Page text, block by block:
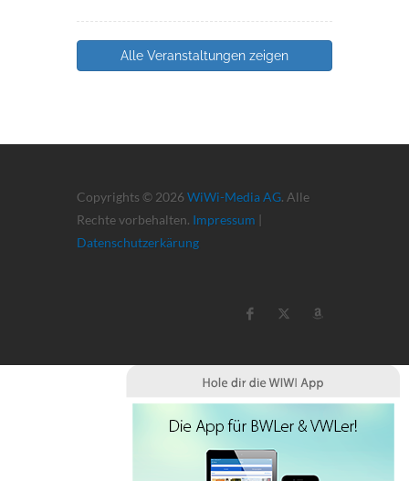
Alle Veranstaltungen zeigen
Copyrights © 2026 WiWi-Media AG. Alle
Rechte vorbehalten. Impressum |
Datenschutzerkärung